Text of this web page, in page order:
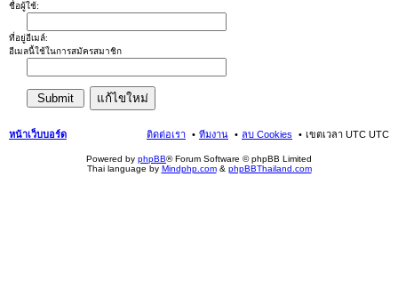
ชื่อผู้ใช้:
ที่อยู่อีเมล์:
อีเมลนี้ใช้ในการสมัครสมาชิก
หน้าเว็บบอร์ด เขตเวลา UTC UTC
ลบ Cookies
ทีมงาน
ติดต่อเรา
Powered by phpBB® Forum Software © phpBB Limited
Thai language by Mindphp.com& phpBBThailand.com